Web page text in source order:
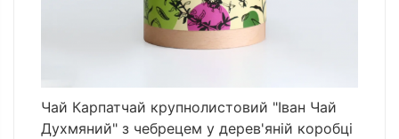
Чай Карпатчай крупнолистовий "Іван Чай
Духмяний" з чебрецем у дерев'яній коробці